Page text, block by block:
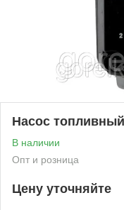
Насос топливный
В наличии
Опт и розница
Цену уточняйте